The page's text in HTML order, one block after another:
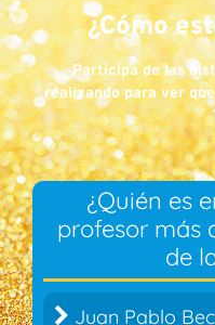
¿Cómo
Participa de las
realizando para ver
¿Quién es
profesor más
de
Juan Pablo